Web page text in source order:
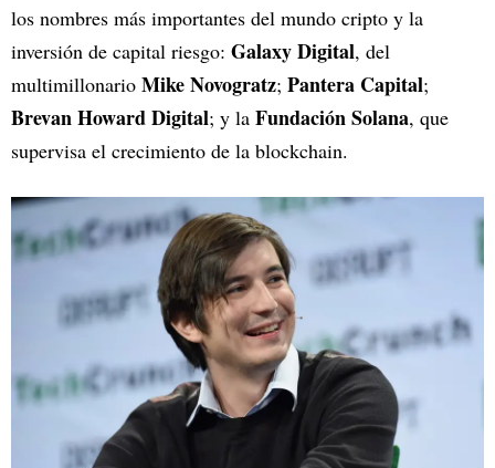
los nombres más importantes del mundo cripto y la
inversión de capital riesgo: Galaxy Digital, del
multimillonario Mike Novogratz; Pantera Capital;
Brevan Howard Digital; y la Fundación Solana, que
supervisa el crecimiento de la blockchain.